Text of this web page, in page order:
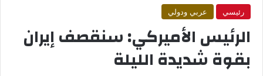
رئيسي عربي ودولي
الرئيس الأميركي: سنقصف إيران
بقوة شديدة الليلة